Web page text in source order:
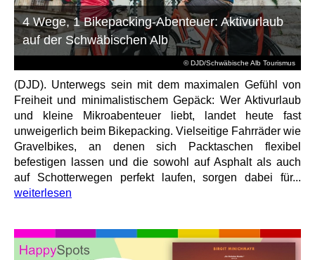
© DJD/Schwäbische Alb Tourismus
4 Wege, 1 Bikepacking-Abenteuer: Aktivurlaub
auf der Schwäbischen Alb
(DJD). Unterwegs sein mit dem maximalen Gefühl von
Freiheit und minimalistischem Gepäck: Wer Aktivurlaub
und kleine Mikroabenteuer liebt, landet heute fast
unweigerlich beim Bikepacking. Vielseitige Fahrräder wie
Gravelbikes, an denen sich Packtaschen flexibel
befestigen lassen und die sowohl auf Asphalt als auch
auf Schotterwegen perfekt laufen, sorgen dabei für...
weiterlesen